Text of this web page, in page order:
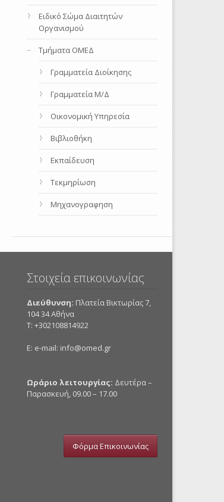
Ειδικό Σώμα Διαιτητών
Οργανισμού
Τμήματα ΟΜΕΔ
Γραμματεία Διοίκησης
Γραμματεία Μ/Δ
Οικονομική Υπηρεσία
Βιβλιοθήκη
Εκπαίδευση
Τεκμηρίωση
Μηχανογραφηση
Στοιχεία επικοινωνίας
Διεύθυνση: Πλατεία Βικτωρίας 7,
104 34 Αθήνα
Τ: +302108814922
E: e-mail: info@omed.gr
Ωράριο λειτουργίας: Δευτέρα –
Παρασκευή, 09.00 – 17.00
Φόρμα Επικοινωνίας